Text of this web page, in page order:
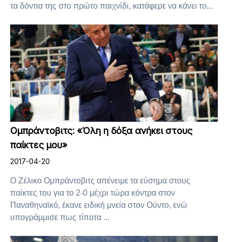
τα δόντια της στο πρώτο παιχνίδι, κατάφερε να κάνει το...
Ομπράντοβιτς: «Όλη η δόξα ανήκει στους
παίκτες μου»
2017-04-20
Ο Ζέλικο Ομπράντοβιτς απένειμε τα εύσημα στους
παίκτες του για το 2-0 μέχρι τώρα κόντρα στον
Παναθηναϊκό, έκανε ειδική μνεία στον Ούντο, ενώ
υπογράμμισε πως τίποτα ...